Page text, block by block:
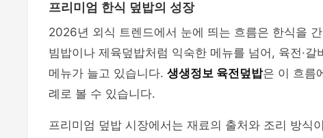
프리미엄 한식 덮밥의 성장
2026년 외식 트렌드에서 눈에 띄는 흐름은 한식을
빔밥이나 제육덮밥처럼 익숙한 메뉴를 넘어, 육전·갈
메뉴가 늘고 있습니다. 생생정보 육전덮밥은 이 흐름
례로 볼 수 있습니다.
프리미엄 덮밥 시장에서는 재료의 출처와 조리 방식